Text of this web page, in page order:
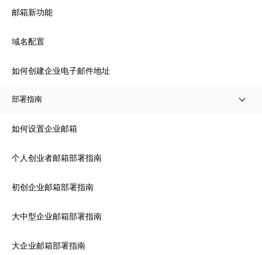
邮箱新功能
域名配置
如何创建企业电子邮件地址
部署指南
如何设置企业邮箱
个人创业者邮箱部署指南
初创企业邮箱部署指南
大中型企业邮箱部署指南
大企业邮箱部署指南